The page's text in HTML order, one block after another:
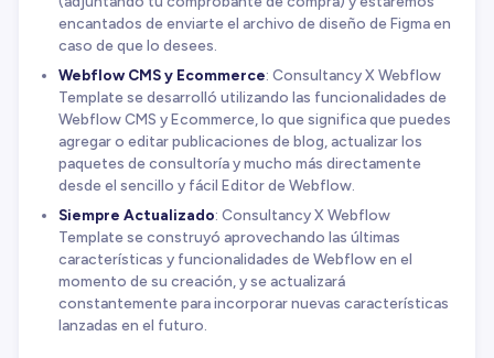
encantados de enviarte el archivo de diseño de Figma en
caso de que lo desees.
Webflow CMS y Ecommerce: Consultancy X Webflow
Template se desarrolló utilizando las funcionalidades de
Webflow CMS y Ecommerce, lo que significa que puedes
agregar o editar publicaciones de blog, actualizar los
paquetes de consultoría y mucho más directamente
desde el sencillo y fácil Editor de Webflow.
Siempre Actualizado: Consultancy X Webflow
Template se construyó aprovechando las últimas
características y funcionalidades de Webflow en el
momento de su creación, y se actualizará
constantemente para incorporar nuevas características
lanzadas en el futuro.